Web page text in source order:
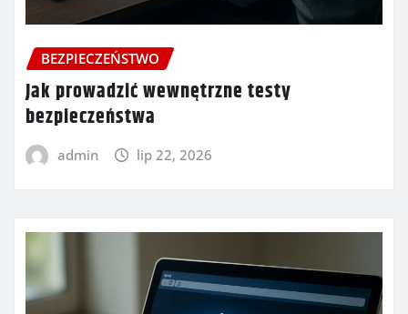
BEZPIECZEŃSTWO
Jak prowadzić wewnętrzne testy
bezpieczeństwa
admin lip 22, 2026